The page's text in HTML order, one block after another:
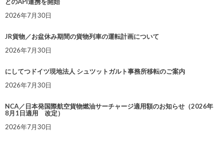
とのAPI連携を開始
2026年7月30日
JR貨物／お盆休み期間の貨物列車の運転計画について
2026年7月30日
にしてつドイツ現地法人 シュツットガルト事務所移転のご案内
2026年7月30日
NCA／日本発国際航空貨物燃油サーチャージ適用額のお知らせ（2026年
8月1日適用 改定）
2026年7月30日